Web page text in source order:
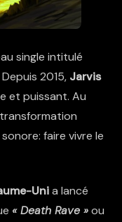
single intitulé
2015, Jarvis
et puissant. Au
faire vivre le
Unia lancé
« Death Rave »ou